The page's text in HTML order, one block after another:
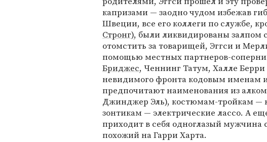
капризами — заодно чудом избежав
Швеции, все его коллеги по службе,
Стронг), были ликвидированы залпом
отомстить за товарищей, Эггси и
помощью местных партнеров-
Бриджес, Ченнинг Татум, Халле
невидимого фронта кодовым именам
предпочитают наименования из
Джинджер Эль), костюмам-тройкам —
зонтикам — электрические лассо. А
приходит в себя одноглазый мужчина
похожий на Гарри Харта.